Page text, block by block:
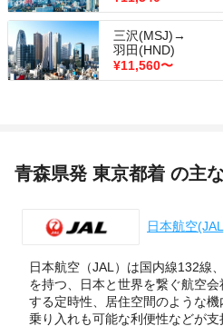
三沢(MSJ)→
羽田(HND)
¥11,560〜
青森県発 東京都着 の主
日本航空
日本航空（JAL）は国内線132線
を持つ、日本と世界を繋ぐ航空
する定時性、居住空間のような
乗り入れも可能な利便性などが支